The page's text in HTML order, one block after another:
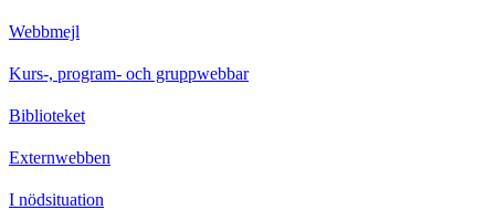
Webbmejl
Kurs-, program- och gruppwebbar
Biblioteket
Externwebben
I nödsituation